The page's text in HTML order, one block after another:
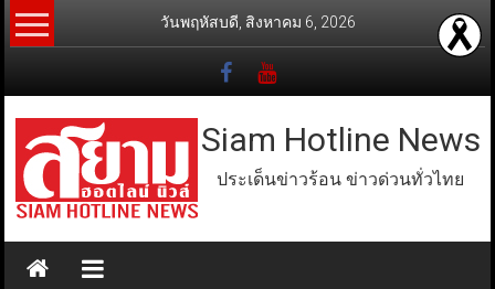
Skip
to
วันพฤหัสบดี, สิงหาคม 6, 2026
Siam Hotline News
ประเด็นข่าวร้อน ข่าวด่วนทั่วไทย